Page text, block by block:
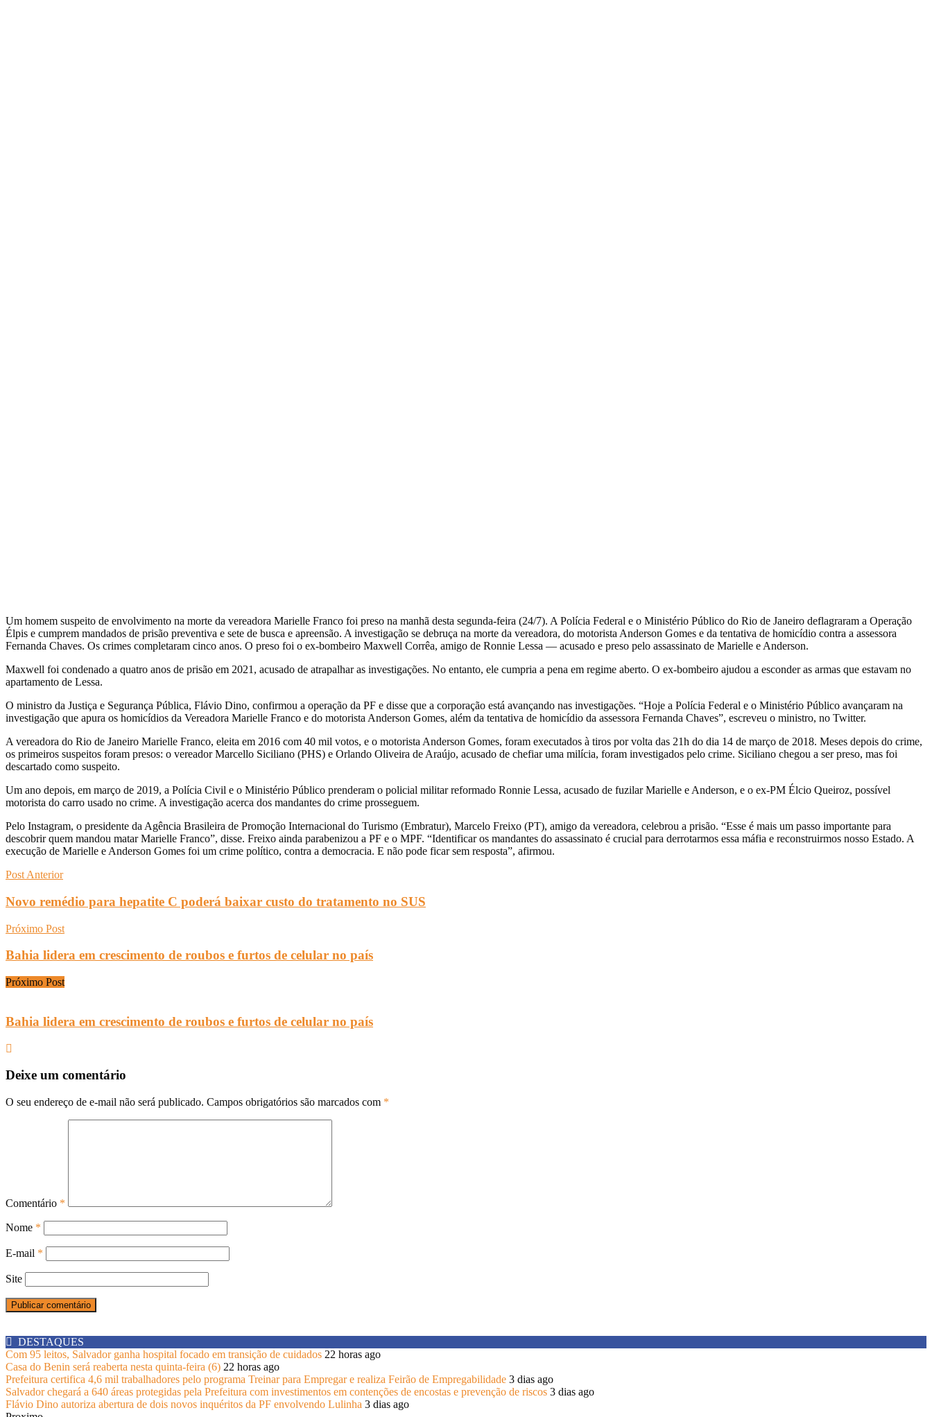
Um homem suspeito de envolvimento na morte da vereadora Marielle Franco foi preso na manhã desta segunda-feira (24/7). A Polícia Federal e o Ministério Público do Rio de Janeiro deflagraram a Operação
Élpis e cumprem mandados de prisão preventiva e sete de busca e apreensão. A investigação se debruça na morte da vereadora, do motorista Anderson Gomes e da tentativa de homicídio contra a assessora
Fernanda Chaves. Os crimes completaram cinco anos. O preso foi o ex-bombeiro Maxwell Corrêa, amigo de Ronnie Lessa — acusado e preso pelo assassinato de Marielle e Anderson.
Maxwell foi condenado a quatro anos de prisão em 2021, acusado de atrapalhar as investigações. No entanto, ele cumpria a pena em regime aberto. O ex-bombeiro ajudou a esconder as armas que estavam no
apartamento de Lessa.
O ministro da Justiça e Segurança Pública, Flávio Dino, confirmou a operação da PF e disse que a corporação está avançando nas investigações. “Hoje a Polícia Federal e o Ministério Público avançaram na
investigação que apura os homicídios da Vereadora Marielle Franco e do motorista Anderson Gomes, além da tentativa de homicídio da assessora Fernanda Chaves”, escreveu o ministro, no Twitter.
A vereadora do Rio de Janeiro Marielle Franco, eleita em 2016 com 40 mil votos, e o motorista Anderson Gomes, foram executados à tiros por volta das 21h do dia 14 de março de 2018. Meses depois do crime,
os primeiros suspeitos foram presos: o vereador Marcello Siciliano (PHS) e Orlando Oliveira de Araújo, acusado de chefiar uma milícia, foram investigados pelo crime. Siciliano chegou a ser preso, mas foi
descartado como suspeito.
Um ano depois, em março de 2019, a Polícia Civil e o Ministério Público prenderam o policial militar reformado Ronnie Lessa, acusado de fuzilar Marielle e Anderson, e o ex-PM Élcio Queiroz, possível
motorista do carro usado no crime. A investigação acerca dos mandantes do crime prosseguem.
Pelo Instagram, o presidente da Agência Brasileira de Promoção Internacional do Turismo (Embratur), Marcelo Freixo (PT), amigo da vereadora, celebrou a prisão. “Esse é mais um passo importante para
descobrir quem mandou matar Marielle Franco”, disse. Freixo ainda parabenizou a PF e o MPF. “Identificar os mandantes do assassinato é crucial para derrotarmos essa máfia e reconstruirmos nosso Estado. A
execução de Marielle e Anderson Gomes foi um crime político, contra a democracia. E não pode ficar sem resposta”, afirmou.
Post Anterior
Novo remédio para hepatite C poderá baixar custo do tratamento no SUS
Próximo Post
Bahia lidera em crescimento de roubos e furtos de celular no país
Próximo Post
Bahia lidera em crescimento de roubos e furtos de celular no país
Deixe um comentário
O seu endereço de e-mail não será publicado. Campos obrigatórios são marcados com *
Comentário *
Nome *
E-mail *
Site
DESTAQUES
Com 95 leitos, Salvador ganha hospital focado em transição de cuidados 22 horas ago
Casa do Benin será reaberta nesta quinta-feira (6) 22 horas ago
Prefeitura certifica 4,6 mil trabalhadores pelo programa Treinar para Empregar e realiza Feirão de Empregabilidade 3 dias ago
Salvador chegará a 640 áreas protegidas pela Prefeitura com investimentos em contenções de encostas e prevenção de riscos 3 dias ago
Flávio Dino autoriza abertura de dois novos inquéritos da PF envolvendo Lulinha 3 dias ago